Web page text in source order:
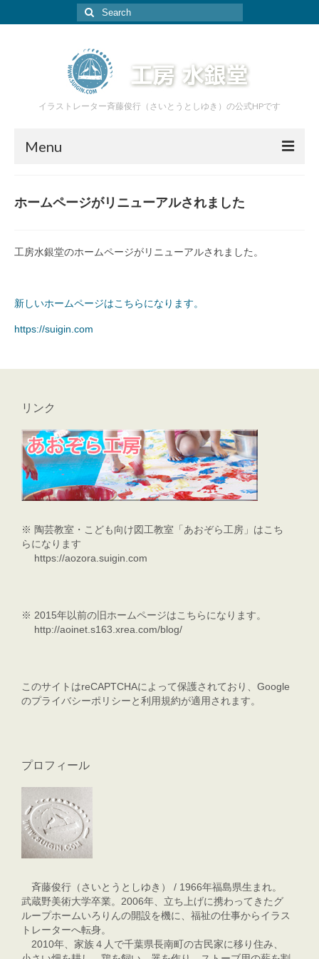
Search
for:
イラストレーター斉藤俊行（さいとうとしゆき）の公式HPです
Menu
絵本
あおぞら工房
おやすみロバ
ホームページがリニューアルされました
工房水銀堂のホームページがリニューアルされました。
新しいホームページはこちらになります。
https://suigin.com
リンク
※ 陶芸教室・こども向け図工教室「あおぞら工房」はこち
らになります
https://aozora.suigin.com
※ 2015年以前の旧ホームページはこちらになります。
http://aoinet.s163.xrea.com/blog/
このサイトはreCAPTCHAによって保護されており、Google
のプライバシーポリシーと利用規約が適用されます。
プロフィール
斉藤俊行（さいとうとしゆき） / 1966年福島県生まれ。
武蔵野美術大学卒業。2006年、立ち上げに携わってきたグ
ループホームいろりんの開設を機に、福祉の仕事からイラス
トレーターへ転身。
2010年、家族４人で千葉県長南町の古民家に移り住み、